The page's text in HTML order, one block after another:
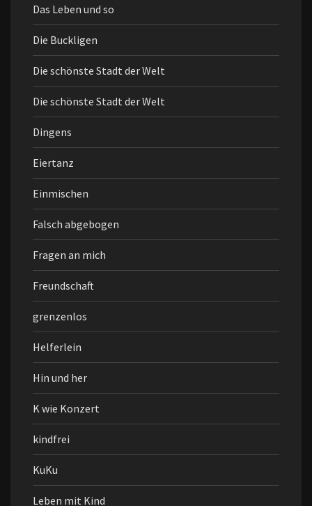
Das Leben und so
Die Buckligen
Die schönste Stadt der Welt
Die schönste Stadt der Welt
Dingens
Eiertanz
Einmischen
Falsch abgebogen
Fragen an mich
Freundschaft
grenzenlos
Helferlein
Hin und her
K wie Konzert
kindfrei
KuKu
Leben mit Kind